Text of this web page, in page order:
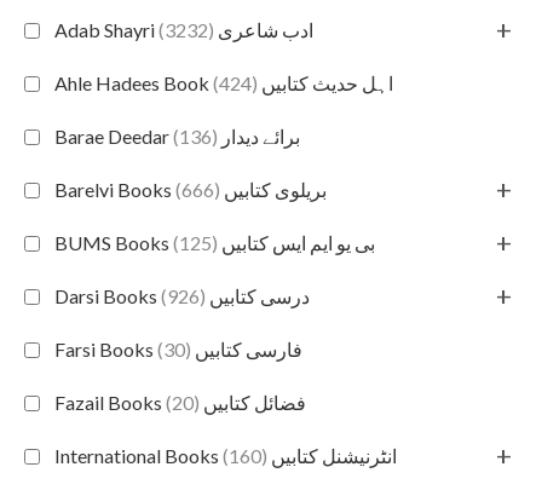
Adab Shayri ادب شاعری (3232) +
Ahle Hadees Book اہل حدیث کتابیں (424)
Barae Deedar برائے دیدار (136)
Barelvi Books بریلوی کتابیں (666) +
BUMS Books بی یو ایم ایس کتابیں (125) +
Darsi Books درسی کتابیں (926) +
Farsi Books فارسی کتابیں (30)
Fazail Books فضائل کتابیں (20)
International Books انٹرنیشنل کتابیں (160) +